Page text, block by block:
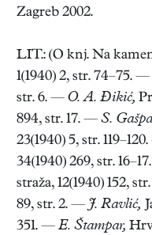
Zagreb 2002.
LIT.: (O knj. Na
1(1940) 2, str. 74–75. —
str. 6. — O. A. Đikić,
894, str. 17. — S.
23(1940) 5, str.
34(1940) 269, str.
straža, 12(1940) 152,
89, str. 2. — J. Ravlić,
351. — E. Štampar,